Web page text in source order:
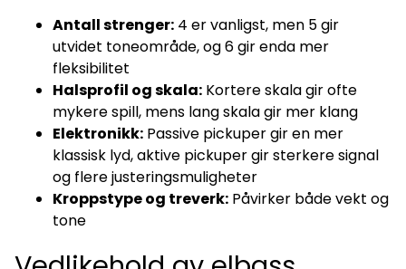
Antall strenger: 4 er vanligst, men 5 gir
utvidet toneområde, og 6 gir enda mer
fleksibilitet
Halsprofil og skala: Kortere skala gir ofte
mykere spill, mens lang skala gir mer klang
Elektronikk: Passive pickuper gir en mer
klassisk lyd, aktive pickuper gir sterkere signal
og flere justeringsmuligheter
Kroppstype og treverk: Påvirker både vekt og
tone